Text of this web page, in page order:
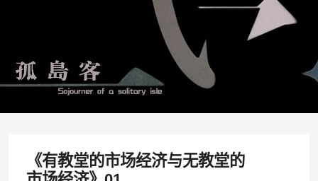
《有教堂的市场经济与无教堂的